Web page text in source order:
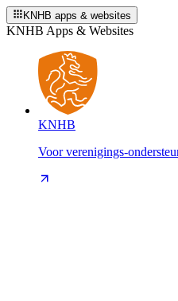
KNHB apps & websites
KNHB Apps & Websites
KNHB
Voor verenigings-